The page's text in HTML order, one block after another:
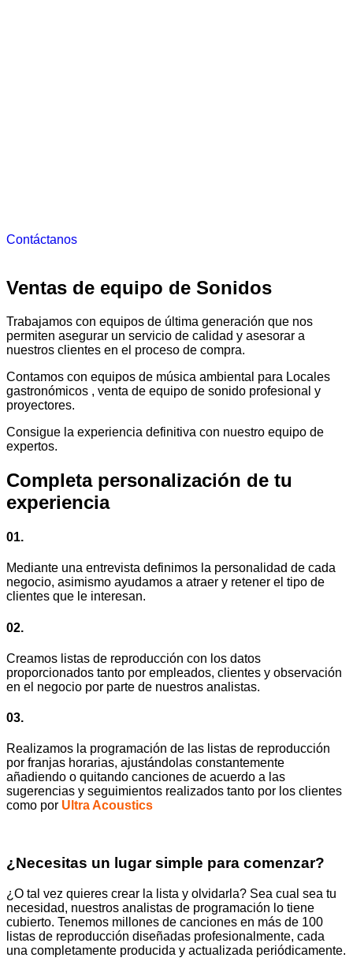
Contáctanos
Ventas de equipo de Sonidos
Trabajamos con equipos de última generación que nos
permiten asegurar un servicio de calidad y asesorar a
nuestros clientes en el proceso de compra.
Contamos con equipos de música ambiental para Locales
gastronómicos , venta de equipo de sonido profesional y
proyectores.
Consigue la experiencia definitiva con nuestro equipo de
expertos.
Completa personalización de tu
experiencia
01.
Mediante una entrevista definimos la personalidad de cada
negocio, asimismo ayudamos a atraer y retener el tipo de
clientes que le interesan.
02.
Creamos listas de reproducción con los datos
proporcionados tanto por empleados, clientes y observación
en el negocio por parte de nuestros analistas.
03.
Realizamos la programación de las listas de reproducción
por franjas horarias, ajustándolas constantemente
añadiendo o quitando canciones de acuerdo a las
sugerencias y seguimientos realizados tanto por los clientes
como por Ultra Acoustics
¿Necesitas un lugar simple para comenzar?
¿O tal vez quieres crear la lista y olvidarla? Sea cual sea tu
necesidad, nuestros analistas de programación lo tiene
cubierto. Tenemos millones de canciones en más de 100
listas de reproducción diseñadas profesionalmente, cada
una completamente producida y actualizada periódicamente.